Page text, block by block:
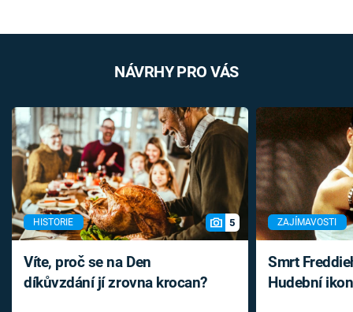
NÁVRHY PRO VÁS
HISTORIE 5
Víte, proč se na Den
díkůvzdání jí zrovna krocan?
ZAJÍMAVOSTI
Smrt
Hudební